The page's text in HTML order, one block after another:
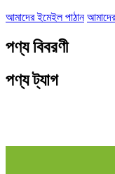
আমাদের ইমেইল পাঠান
পণ্য বিবরণী
পণ্য ট্যাগ